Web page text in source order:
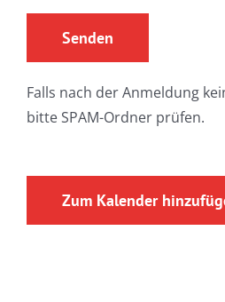
Falls nach der Anmeldung
bitte SPAM-Ordner prüfen.
Zum Kalender